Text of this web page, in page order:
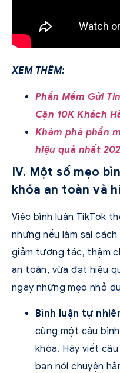
XEM THÊM:
Phần Mềm Gửi
Cận 10K Khách
Khám phá phần
hiệu quả nhất
IV. Một số mẹo
khóa an toàn và
Việc bình luận TikTok
nhưng nếu làm sai
giảm tương tác, thậm
an toàn, vừa đạt hiệu
ngay những mẹo nhỏ
Bình luận tự
cùng một câu
khóa. Hãy viết
bạn nói chuyện